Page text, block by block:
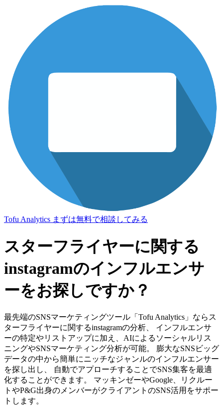
Tofu Analytics まずは無料で相談してみる
スターフライヤーに関する
instagramのインフルエンサ
ーをお探しですか？
最先端のSNSマーケティングツール「Tofu Analytics」ならス
ターフライヤーに関するinstagramの分析、 インフルエンサ
ーの特定やリストアップに加え、AIによるソーシャルリス
ニングやSNSマーケティング分析が可能。 膨大なSNSビッグ
データの中から簡単にニッチなジャンルのインフルエンサー
を探し出し、 自動でアプローチすることでSNS集客を最適
化することができます。 マッキンゼーやGoogle、リクルー
トやP&G出身のメンバーがクライアントのSNS活用をサポー
トします。